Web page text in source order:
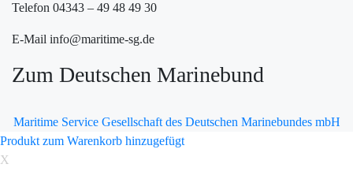
Telefon 04343 – 49 48 49 30
E-Mail info@maritime-sg.de
Zum Deutschen Marinebund
Maritime Service Gesellschaft des Deutschen Marinebundes mbH
Produkt zum Warenkorb hinzugefügt
X